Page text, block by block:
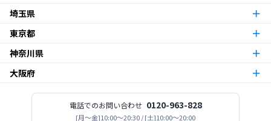
埼玉県
朝霞市
越谷市
志木校
東京都
東京23区
足立区
板橋区役所前校高島平校 ときわ台校蓮根校
神奈川県
厚木市
武蔵新城校
大阪府
今福鶴見校北田辺校関目校西田辺校平野東校都島校
電話でのお問い合わせ 0120-963-828
[月〜金]10:00～20:30 / [土]10:00～20:00